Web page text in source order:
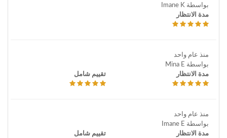
بواسطة Imane K
مدة الانتظار
منذ عام واحد
بواسطة Mina E
مدة الانتظار
تقييم شامل
منذ عام واحد
بواسطة Imane E
مدة الانتظار
تقييم شامل